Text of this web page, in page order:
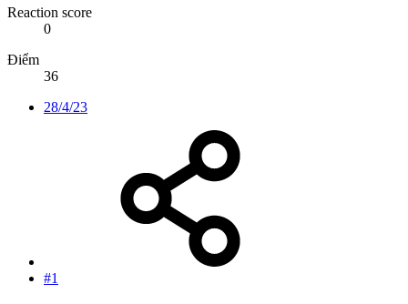
Reaction score
0
Điểm
36
28/4/23
#1